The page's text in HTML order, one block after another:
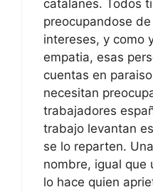
catalanes. Todos
preocupandose
intereses, y como
empatia, esas
cuentas en
necesitan
trabajadores
trabajo levantan
se lo reparten.
nombre, igual que
lo hace quien